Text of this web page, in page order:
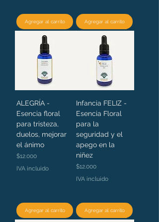
Agregar al carrito Agregar al carrito
ALEGRÍA -
Esencia floral
para tristeza,
duelos, mejorar
el ánimo
Precio
$12.000
IVA incluido
Agregar al carrito
Infancia FELIZ -
Esencia Floral
para la
seguridad y el
apego en la
niñez
Precio
$12.000
IVA incluido
Agregar al carrito